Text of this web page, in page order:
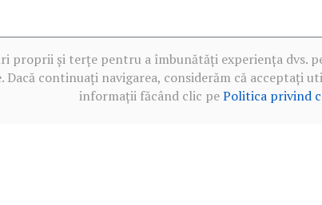
proprii și terțe pentru a îmbunătăți experiența dvs.
Dacă continuați navigarea, considerăm că acceptați
informații făcând clic pePolitica privind